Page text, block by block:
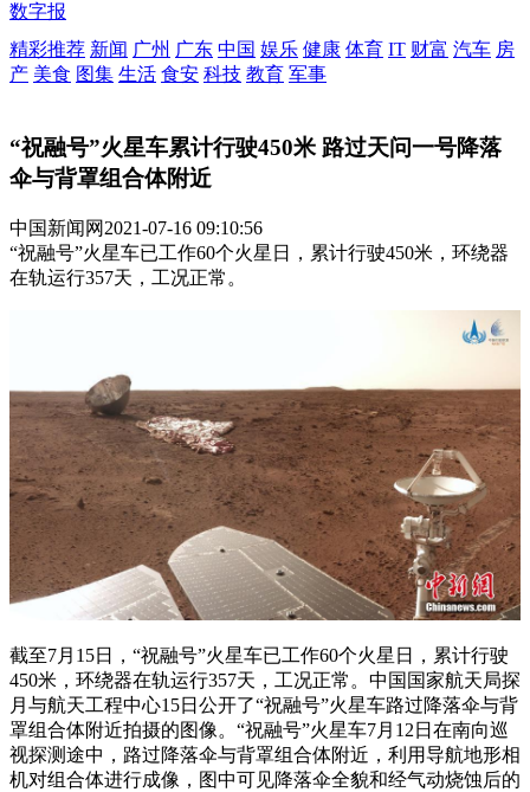
数字报
精彩推荐 新闻 广州 广东 中国 娱乐 健康 体育 IT 财富 汽车 房
产 美食 图集 生活 食安 科技 教育 军事
“祝融号”火星车累计行驶450米 路过天问一号降落
伞与背罩组合体附近
中国新闻网 2021-07-16 09:10:56
“祝融号”火星车已工作60个火星日，累计行驶450米，环绕器
在轨运行357天，工况正常。
截至7月15日，“祝融号”火星车已工作60个火星日，累计行驶
450米，环绕器在轨运行357天，工况正常。中国国家航天局探
月与航天工程中心15日公开了“祝融号”火星车路过降落伞与背
罩组合体附近拍摄的图像。“祝融号”火星车7月12日在南向巡
视探测途中，路过降落伞与背罩组合体附近，利用导航地形相
机对组合体进行成像，图中可见降落伞全貌和经气动烧蚀后的